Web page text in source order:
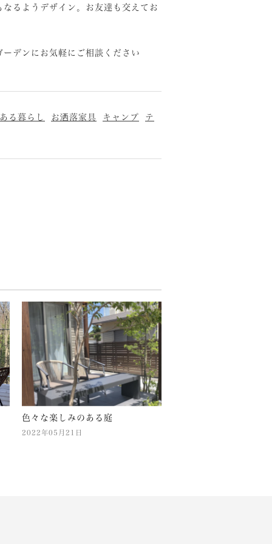
るようデザイン。お友達も交えてお
デンにお気軽にご相談ください
る暮らし お洒落家具 キャンプ テ
色々な楽しみのある庭
2022年05月21日